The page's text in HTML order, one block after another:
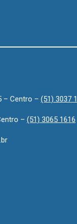
– Centro – (51) 3037
– (51) 3065 1616